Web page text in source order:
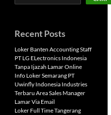
Recent Posts
Loker Banten Accounting Staff
PT LG ELectronics Indonesia
Tanpa Ijazah Lamar Online
Info Loker Semarang PT
Uwinfly Indonesia Industries
Terbaru Area Sales Manager
Lamar Via Email
Loker Full Time Tangerang